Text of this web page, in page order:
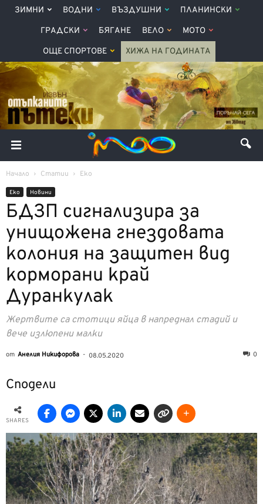
ЗИМНИ ВОДНИ ВЪЗДУШНИ ПЛАНИНСКИ
ГРАДСКИ БЯГАНЕ ВЕЛО МОТО
ОЩЕ СПОРТОВЕ ХИЖА НА ГОДИНАТА
Начало Статии Еко
Еко Новини
БДЗП сигнализира за
унищожена гнездовата
колония на защитен вид
корморани край
Дуранкулак
Жертвите са стотици яйца в напреднал стадий и
вече излюпени малки
от Анелия Никифорова - 08.05.2020 0
Сподели
SHARES